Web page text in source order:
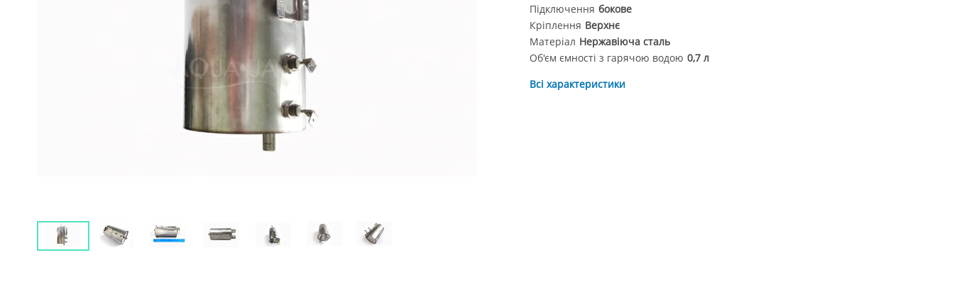
Підключення бокове
Кріплення Верхнє
Матеріал Нержавіюча сталь
Об'єм ємності з гарячою водою 0,7 л
Всі характеристики